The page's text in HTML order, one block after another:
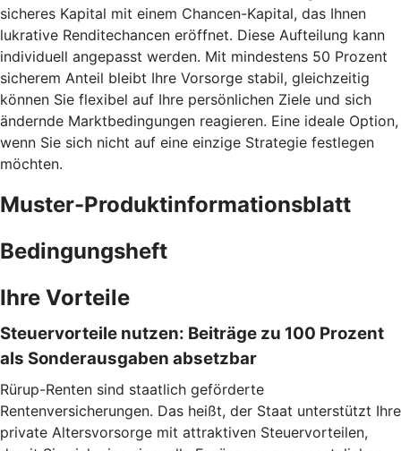
sicheres Kapital mit einem Chancen-Kapital, das Ihnen
lukrative Renditechancen eröffnet. Diese Aufteilung kann
individuell angepasst werden. Mit mindestens 50 Prozent
sicherem Anteil bleibt Ihre Vorsorge stabil, gleichzeitig
können Sie flexibel auf Ihre persönlichen Ziele und sich
ändernde Marktbedingungen reagieren. Eine ideale Option,
wenn Sie sich nicht auf eine einzige Strategie festlegen
möchten.
Muster-Produktinformationsblatt
Bedingungsheft
Ihre Vorteile
Steuervorteile nutzen: Beiträge zu 100 Prozent
als Sonderausgaben absetzbar
Rürup-Renten sind staatlich geförderte
Rentenversicherungen. Das heißt, der Staat unterstützt Ihre
private Altersvorsorge mit attraktiven Steuervorteilen,